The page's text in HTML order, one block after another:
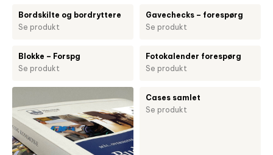
Bordskilte og bordryttere
Se produkt
Gavechecks – forespørg
Se produkt
Blokke – Forspg
Se produkt
Fotokalender forespørg
Se produkt
Cases samlet
Se produkt